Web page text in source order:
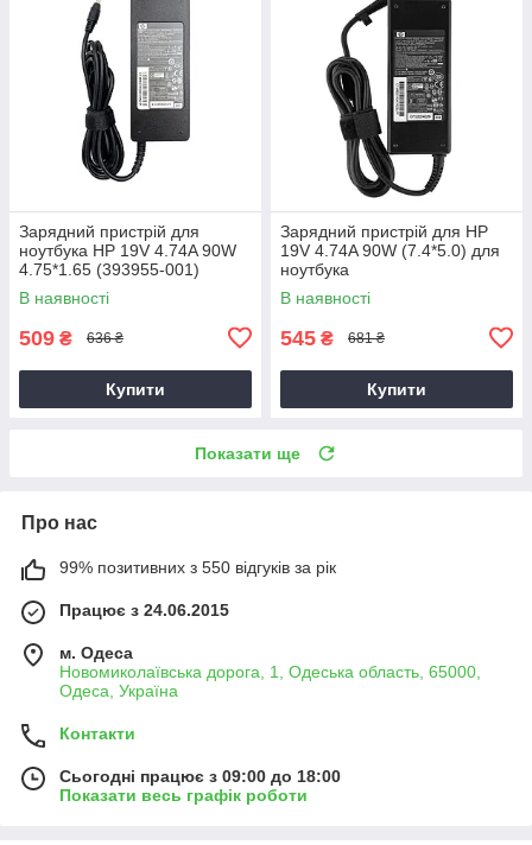
Зарядний пристрій для
ноутбука HP 19V 4.74A 90W
4.75*1.65 (393955-001)
В наявності
509 ₴ 636 ₴
Купити
Зарядний пристрій для HP
19V 4.74A 90W (7.4*5.0) для
ноутбука
В наявності
545 ₴ 681 ₴
Купити
Показати ще
Про нас
99% позитивних з 550 відгуків за рік
Працює з 24.06.2015
м. Одеса
Новомиколаївська дорога, 1, Одеська область, 65000,
Одеса, Україна
Контакти
Сьогодні працює з 09:00 до 18:00
Показати весь графік роботи